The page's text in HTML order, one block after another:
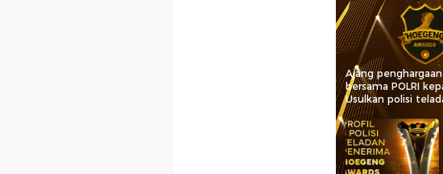
Ajang
bersama POLRI
Usulkan polisi